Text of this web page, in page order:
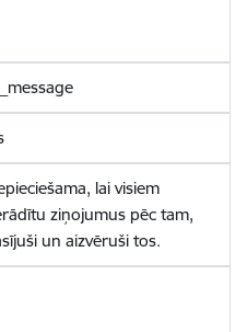
lai visiem
ziņojumus pēc tam,
un aizvēruši tos.